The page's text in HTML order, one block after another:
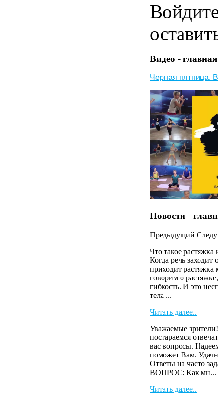
Видео - главная
Черная пятница.
Новости -
Предыдущий
Что такое
Когда речь заходит
приходит
говорим о
гибкость. И это
тела ...
Читать далее..
Уважаемые
постараемся
вас вопросы.
поможет Вам.
Ответы на часто
ВОПРОС: Как мн...
Читать далее..